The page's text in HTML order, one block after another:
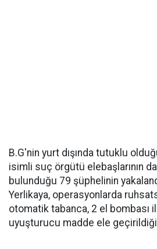
B.G'nin yurt dışında tutuklu
isimli suç örgütü elebaşlarının
bulunduğu 79 şüphelinin
Yerlikaya, operasyonlarda
otomatik tabanca, 2 el bombası
uyuşturucu madde ele